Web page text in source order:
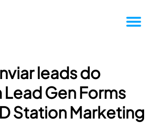
Produtividade
da Pluga
leads do
Lead Gen Forms
Station Marketing